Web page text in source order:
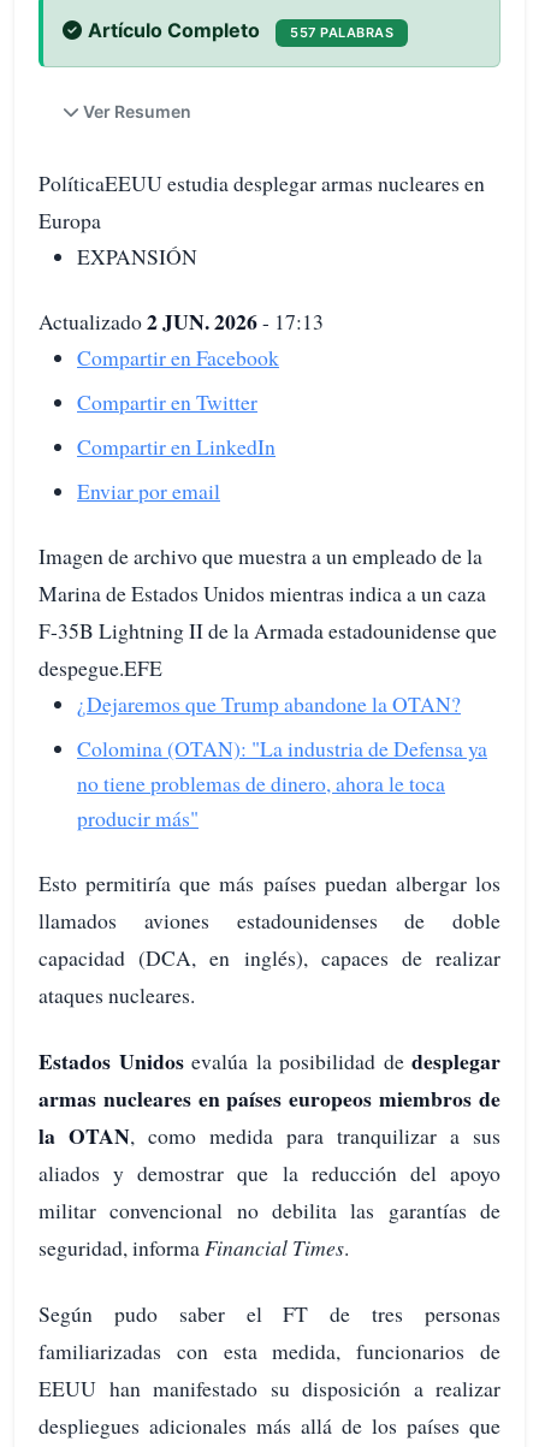
Artículo Completo 557 PALABRAS
Ver Resumen
PolíticaEEUU estudia desplegar armas nucleares en
Europa
EXPANSIÓN
Actualizado2 JUN. 2026- 17:13
Compartir en Facebook
Compartir en Twitter
Compartir en LinkedIn
Enviar por email
Imagen de archivo que muestra a un empleado de la
Marina de Estados Unidos mientras indica a un caza
F-35B Lightning II de la Armada estadounidense que
despegue.EFE
¿Dejaremos que Trump abandone la OTAN?
Colomina (OTAN): "La industria de Defensa ya
no tiene problemas de dinero, ahora le toca
producir más"
Esto permitiría que más países puedan albergar los
llamados aviones estadounidenses de doble
capacidad (DCA, en inglés), capaces de realizar
ataques nucleares.
Estados Unidosevalúa la posibilidad de desplegar
armas nucleares en países europeos miembros de
la OTAN, como medida para tranquilizar a sus
aliados y demostrar que la reducción del apoyo
militar convencional no debilita las garantías de
seguridad, informaFinancial Times.
Según pudo saber el FT de tres personas
familiarizadas con esta medida, funcionarios de
EEUU han manifestado su disposición a realizar
despliegues adicionales más allá de los países que